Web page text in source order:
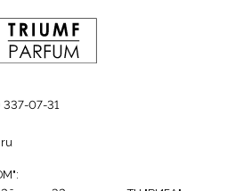
337-07-31